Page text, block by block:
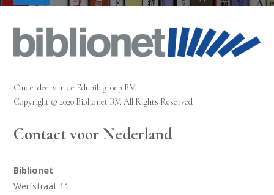
Onderdeel van de Edubib groep B.V.
Copyright © 2020 Biblionet B.V. All Rights Reserved
Contact voor Nederland
Biblionet
Werfstraat 11